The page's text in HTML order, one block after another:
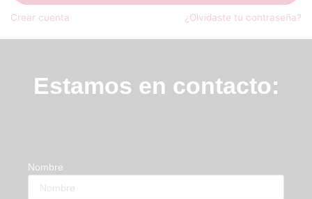
Crear cuenta ¿Olvidaste tu contraseña?
Estamos en contacto:
Nombre